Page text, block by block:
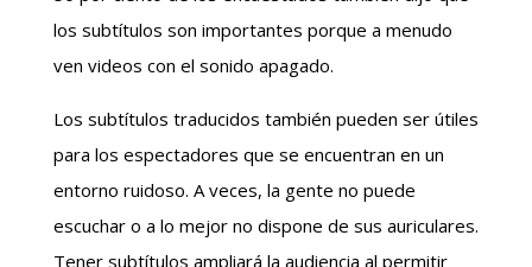
los subtítulos son importantes porque a menudo
ven videos con el sonido apagado.
Los subtítulos traducidos también pueden ser útiles
para los espectadores que se encuentran en un
entorno ruidoso. A veces, la gente no puede
escuchar o a lo mejor no dispone de sus auriculares.
Tener subtítulos ampliará la audiencia al permitir